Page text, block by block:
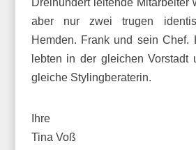
aber nur zwei trugen
Hemden. Frank und sein Chef.
lebten in der gleichen Vorstadt
gleiche Stylingberaterin.
Ihre
Tina Voß